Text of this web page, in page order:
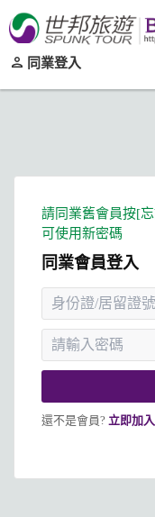
同業登入
同業會員登入
還不是會員? 立即加入